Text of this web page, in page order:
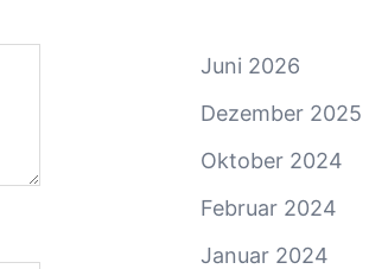
Juni 2026
Dezember 2025
Oktober 2024
Februar 2024
Januar 2024